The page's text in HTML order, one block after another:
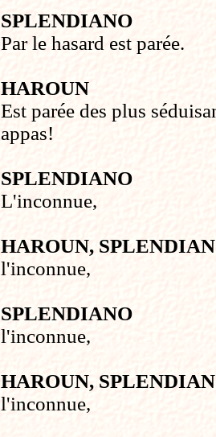
SPLENDIANO
Par le hasard est parée.
HAROUN
Est parée des plus
appas!
SPLENDIANO
L'inconnue,
HAROUN,
l'inconnue,
SPLENDIANO
l'inconnue,
HAROUN,
l'inconnue,